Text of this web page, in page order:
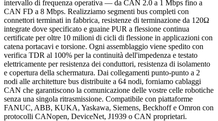
intervallo di frequenza operativa — da CAN 2.0 a 1 Mbps fino a
CAN FD a 8 Mbps. Realizziamo segmenti bus completi con
connettori terminati in fabbrica, resistenze di terminazione da 120Ω
integrate dove specificato e guaine PUR a flessione continua
certificate per oltre 10 milioni di cicli di flessione in applicazioni con
catena portacavi e torsione. Ogni assemblaggio viene spedito con
verifica TDR al 100% per la continuità dell'impedenza e testato
elettricamente per resistenza dei conduttori, resistenza di isolamento
e copertura della schermatura. Dai collegamenti punto-punto a 2
nodi alle architetture bus distribuite a 64 nodi, forniamo cablaggi
CAN che garantiscono la comunicazione delle vostre celle robotiche
senza una singola ritrasmissione. Compatibile con piattaforme
FANUC, ABB, KUKA, Yaskawa, Siemens, Beckhoff e Omron con
protocolli CANopen, DeviceNet, J1939 o CAN proprietari.